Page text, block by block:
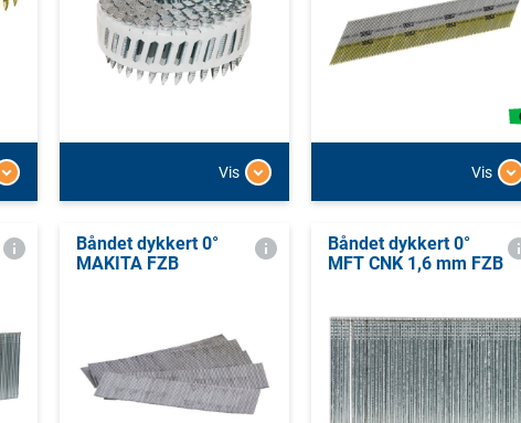
Vis Vis
Båndet dykkert 0°
MAKITA FZB
Båndet dykkert 0°
MFT CNK 1,6 mm FZB